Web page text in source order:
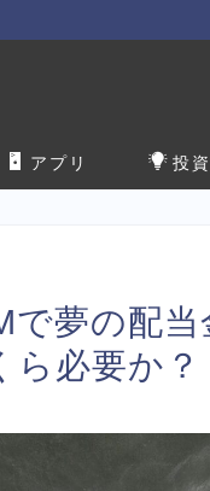
アプリ 投
で夢の配
ら必要か？